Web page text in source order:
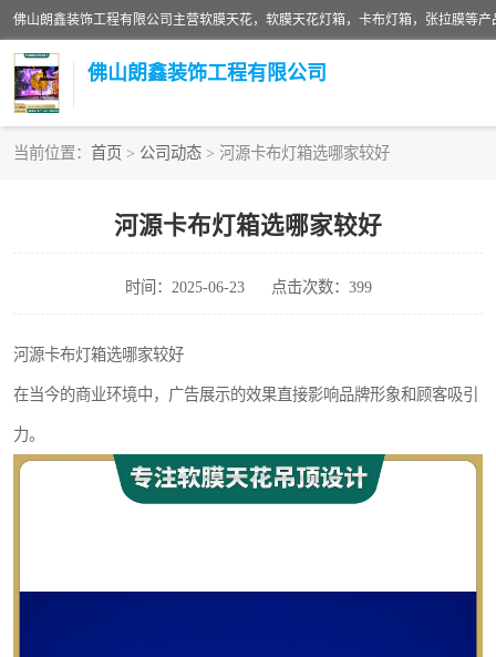
佛山朗鑫装饰工程有限公司
当前位置： 首页 > 公司动态 > 河源卡布灯箱选哪家较好
河源卡布灯箱选哪家较好
时间：2025-06-23 点击次数：399
河源卡布灯箱选哪家较好
在当今的商业环境中，广告展示的效果直接影响品牌形象和顾客吸引
力。